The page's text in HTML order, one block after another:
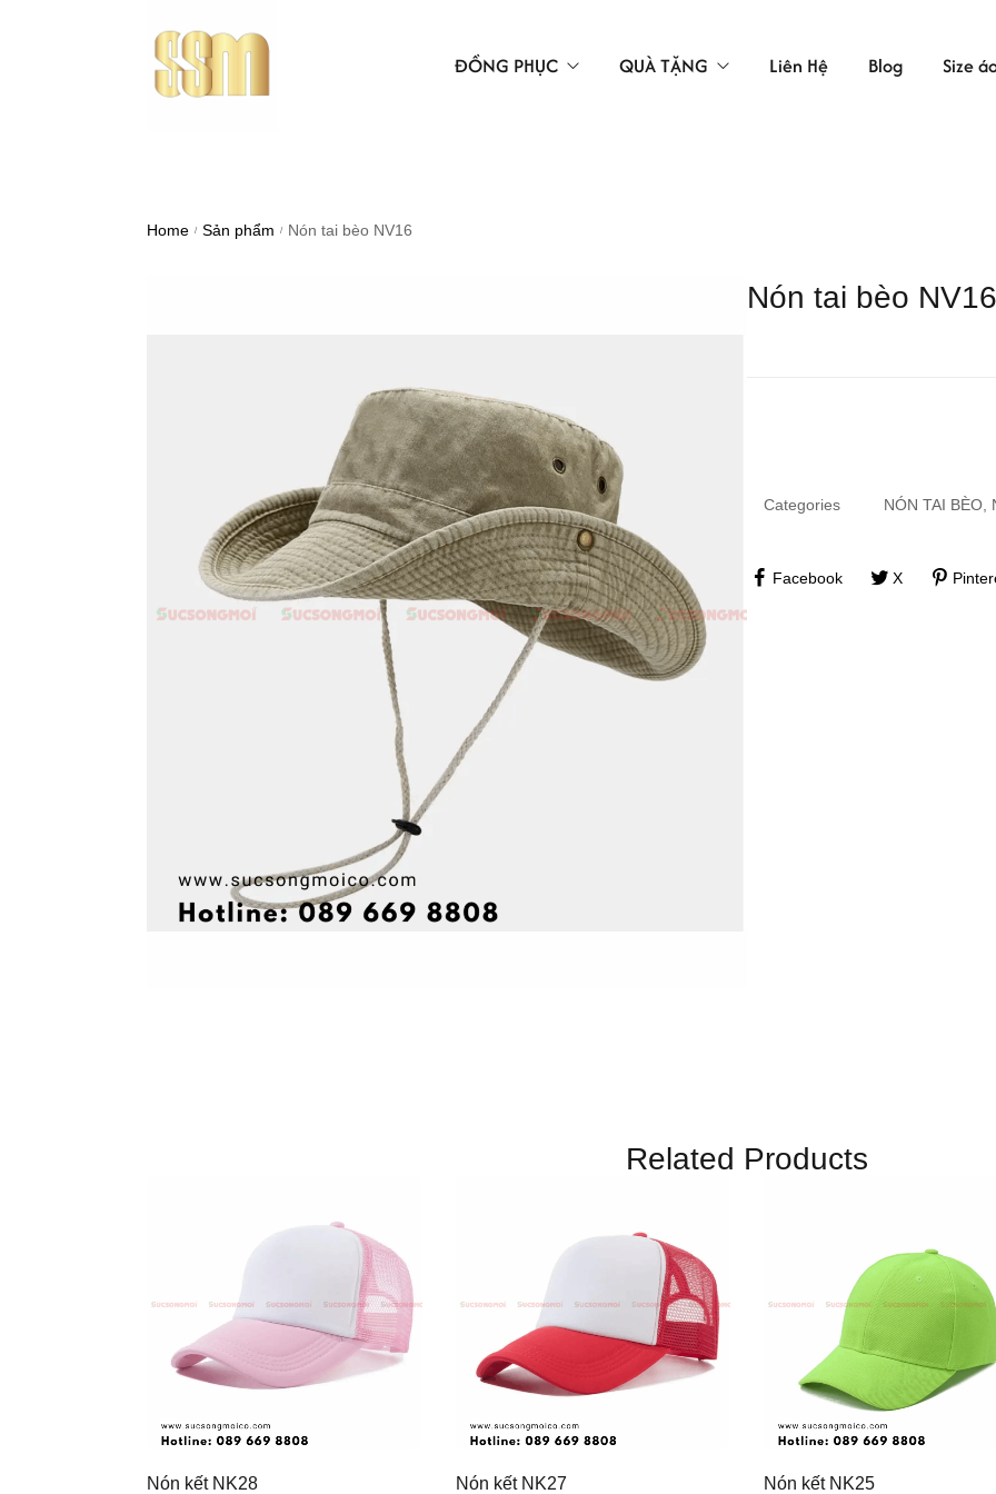
ĐỒNG PHỤC
ÁO, NÓN BẢO HỘ
QUÀ TẶNG Liên Hệ Blog Size
Home / Sản phẩm / Nón tai bèo NV16
Nón tai bèo NV16
Categories NÓN TAI BÈO
Facebook X
Related Products
Nón kết NK28 Nón kết NK27 Nón kết NK25